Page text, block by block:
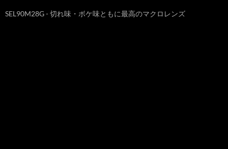
SEL90M28G - 切れ味・ボケ味ともに最高のマクロレンズ